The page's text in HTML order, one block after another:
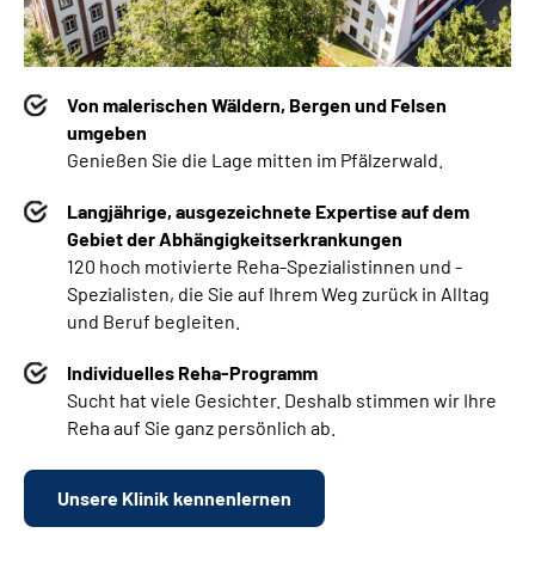
Von malerischen Wäldern, Bergen und Felsen
umgeben
Genießen Sie die Lage mitten im Pfälzerwald.
Langjährige, ausgezeichnete Expertise auf dem
Gebiet der Abhängigkeitserkrankungen
120 hoch motivierte Reha-Spezialistinnen und -
Spezialisten, die Sie auf Ihrem Weg zurück in Alltag
und Beruf begleiten.
Individuelles Reha-Programm
Sucht hat viele Gesichter. Deshalb stimmen wir Ihre
Reha auf Sie ganz persönlich ab.
Unsere Klinik kennenlernen